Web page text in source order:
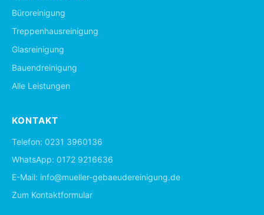
Büroreinigung
Treppenhausreinigung
Glasreinigung
Bauendreinigung
Alle Leistungen
KONTAKT
Telefon: 0231 3960136
WhatsApp: 0172 9216636
E-Mail: info@mueller-gebaeudereinigung.de
Zum Kontaktformular